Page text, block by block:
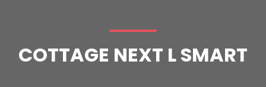
COTTAGE NEXT L SMART